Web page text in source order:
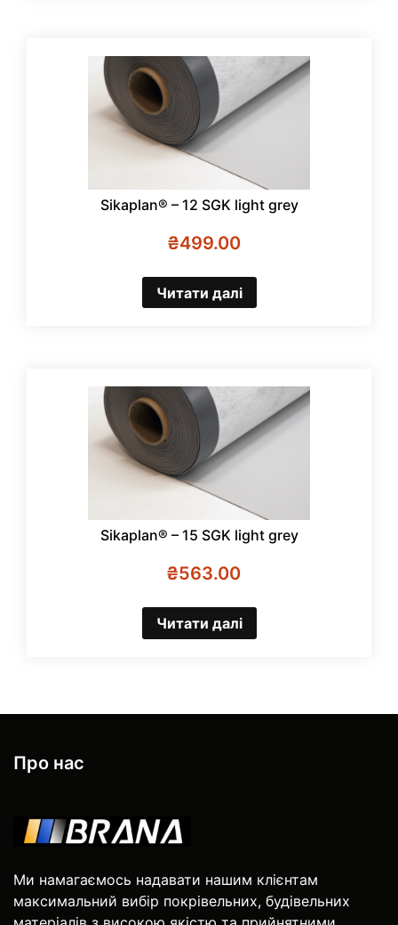
Sikaplan® – 12 SGK light grey
₴499.00
Читати далі
Sikaplan® – 15 SGK light grey
₴563.00
Читати далі
Про нас
Ми намагаємось надавати нашим клієнтам
максимальний вибір покрівельних, будівельних